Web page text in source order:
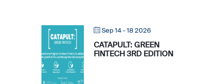
Sep 14 - 18 2026
CATAPULT: GREEN
FINTECH 3RD EDITION